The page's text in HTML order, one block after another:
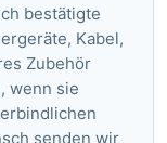
bestätigte
Kabel,
Zubehör
wenn sie
senden wir